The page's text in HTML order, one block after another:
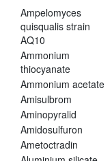
Ampelomyces
quisqualis strain
AQ10
Ammonium
thiocyanate
Ammonium acetate
Amisulbrom
Aminopyralid
Amidosulfuron
Ametoctradin